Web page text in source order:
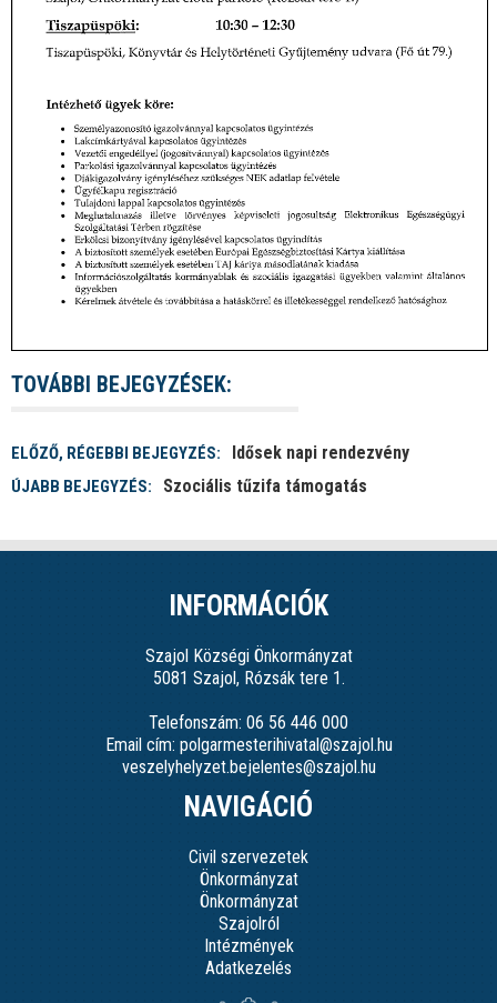
TOVÁBBI BEJEGYZÉSEK:
ELŐZŐ, RÉGEBBI BEJEGYZÉS: Idősek napi rendezvény
ÚJABB BEJEGYZÉS: Szociális tűzifa támogatás
INFORMÁCIÓK
Szajol Községi Önkormányzat
5081 Szajol, Rózsák tere 1.
Telefonszám: 06 56 446 000
Email cím: polgarmesterihivatal@szajol.hu
veszelyhelyzet.bejelentes@szajol.hu
NAVIGÁCIÓ
Civil szervezetek
Önkormányzat
Önkormányzat
Szajolról
Intézmények
Adatkezelés